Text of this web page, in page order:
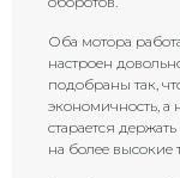
Оба мотора
настроен
подобраны так,
экономичность,
старается
на более высокие